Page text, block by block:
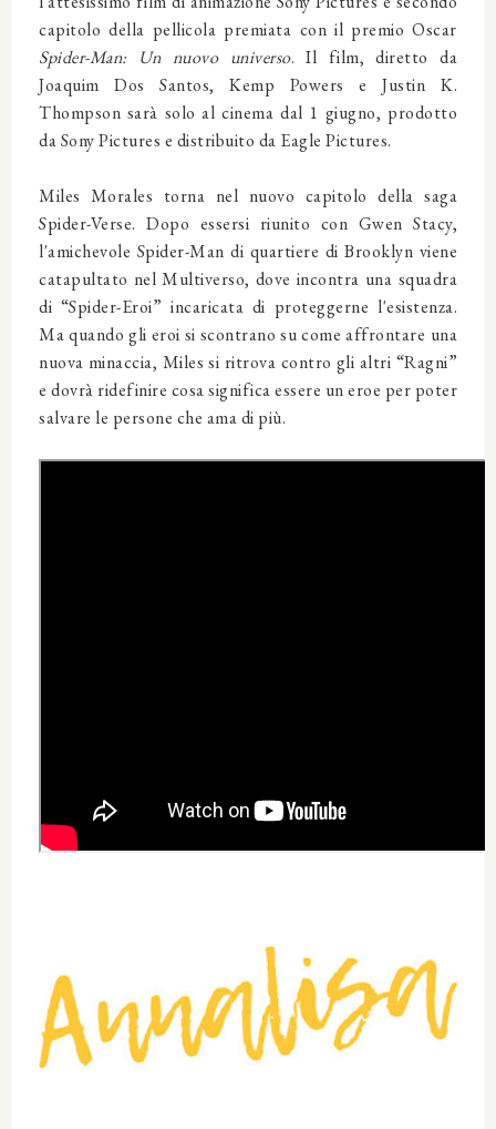
capitolo della pellicola premiata con il premio Oscar
Spider-Man: Un nuovo universo. Il film, diretto da
Joaquim Dos Santos, Kemp Powers e Justin K.
Thompson sarà solo al cinema dal 1 giugno, prodotto
da Sony Pictures e distribuito da Eagle Pictures.
Miles Morales torna nel nuovo capitolo della saga
Spider-Verse. Dopo essersi riunito con Gwen Stacy,
l'amichevole Spider-Man di quartiere di Brooklyn viene
catapultato nel Multiverso, dove incontra una squadra
di “Spider-Eroi” incaricata di proteggerne l'esistenza.
Ma quando gli eroi si scontrano su come affrontare una
nuova minaccia, Miles si ritrova contro gli altri “Ragni”
e dovrà ridefinire cosa significa essere un eroe per poter
salvare le persone che ama di più.